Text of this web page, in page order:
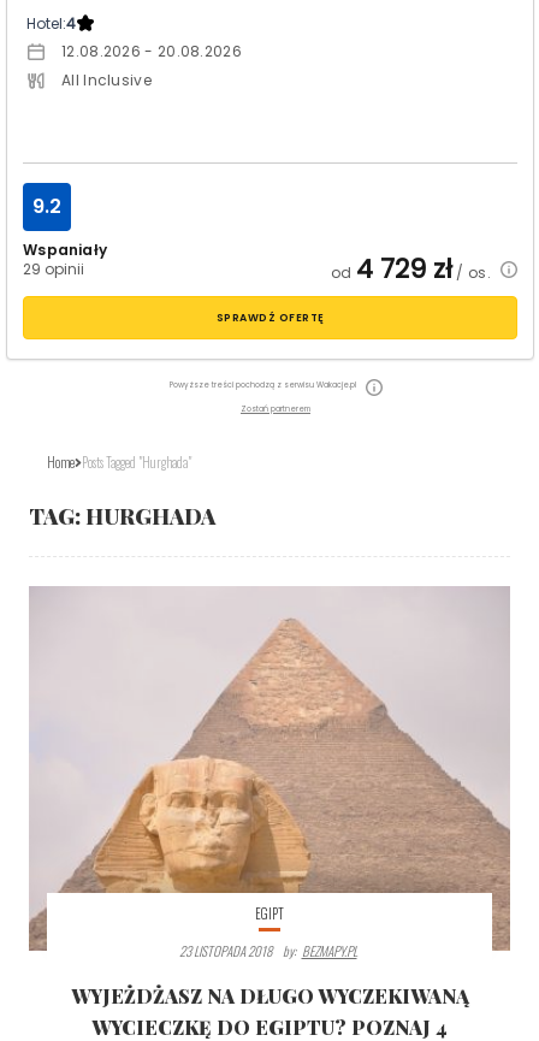
Hotel:4
12.08.2026 - 20.08.2026
All Inclusive
Wspaniały
29 opinii
9.2
od 4 729 zł/ os.
SPRAWDŹ OFERTĘ
Powyższe treści pochodzą z serwisu Wakacje.pl
Zostań partnerem
Home Posts Tagged "Hurghada"
TAG: HURGHADA
EGIPT
23 LISTOPADA 2018
By: BEZMAPY.PL
WYJEŻDŻASZ NA DŁUGO WYCZEKIWANĄ
WYCIECZKĘ DO EGIPTU? POZNAJ 4